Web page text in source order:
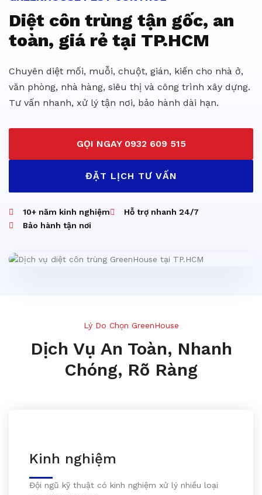
Diệt côn trùng tận gốc, an
toàn, giá rẻ tại TP.HCM
Chuyên diệt mối, muỗi, chuột, gián, kiến cho nhà ở,
văn phòng, nhà hàng, siêu thị và công trình xây dựng.
Tư vấn nhanh, xử lý tận nơi, bảo hành dài hạn.
GỌI NGAY 0932 609 515
ĐẶT LỊCH TƯ VẤN
10+ năm kinh nghiệm
Hỗ trợ nhanh 24/7
Bảo hành tận nơi
Lý Do Chọn GreenHouse
Dịch Vụ An Toàn, Nhanh
Chóng, Rõ Ràng
Kinh nghiệm
Đội ngũ kỹ thuật có kinh nghiệm xử lý nhiều loại